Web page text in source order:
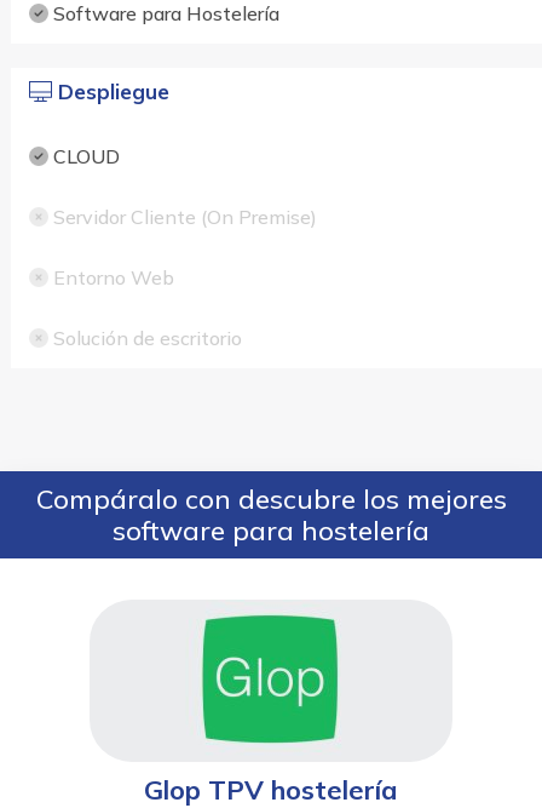
Software para Hostelería
Despliegue
CLOUD
Servidor Cliente (On Premise)
Entorno Web
Solución de escritorio
Compáralo con descubre los mejores
software para hostelería
Glop TPV hostelería